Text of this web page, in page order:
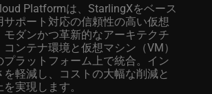
Platformは、StarlingXをベース
サポート対応の信頼性の高い仮想
モダンかつ革新的なアーキテクチ
ンテナ環境と仮想マシン（VM）
プラットフォーム上で統合。イン
を軽減し、コストの大幅な削減と
実現します。